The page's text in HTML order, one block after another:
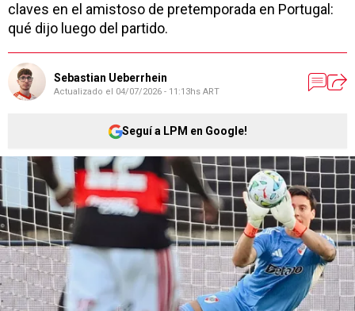
claves en el amistoso de pretemporada en Portugal:
qué dijo luego del partido.
Sebastian Ueberrhein
Actualizado el 04/07/2026 - 11:13hs ART
Seguí a LPM en Google!